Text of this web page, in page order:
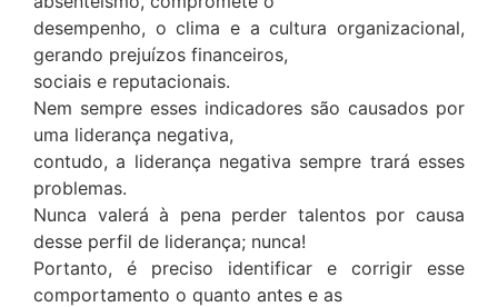
desempenho, o clima e a cultura organizacional,
gerando prejuízos financeiros,
sociais e reputacionais.
Nem sempre esses indicadores são causados por
uma liderança negativa,
contudo, a liderança negativa sempre trará esses
problemas.
Nunca valerá à pena perder talentos por causa
desse perfil de liderança; nunca!
Portanto, é preciso identificar e corrigir esse
comportamento o quanto antes e as